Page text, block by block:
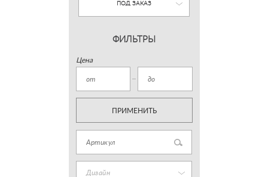
ПОД ЗАКАЗ
ФИЛЬТРЫ
Цена
ПРИМЕНИТЬ
Дизайн